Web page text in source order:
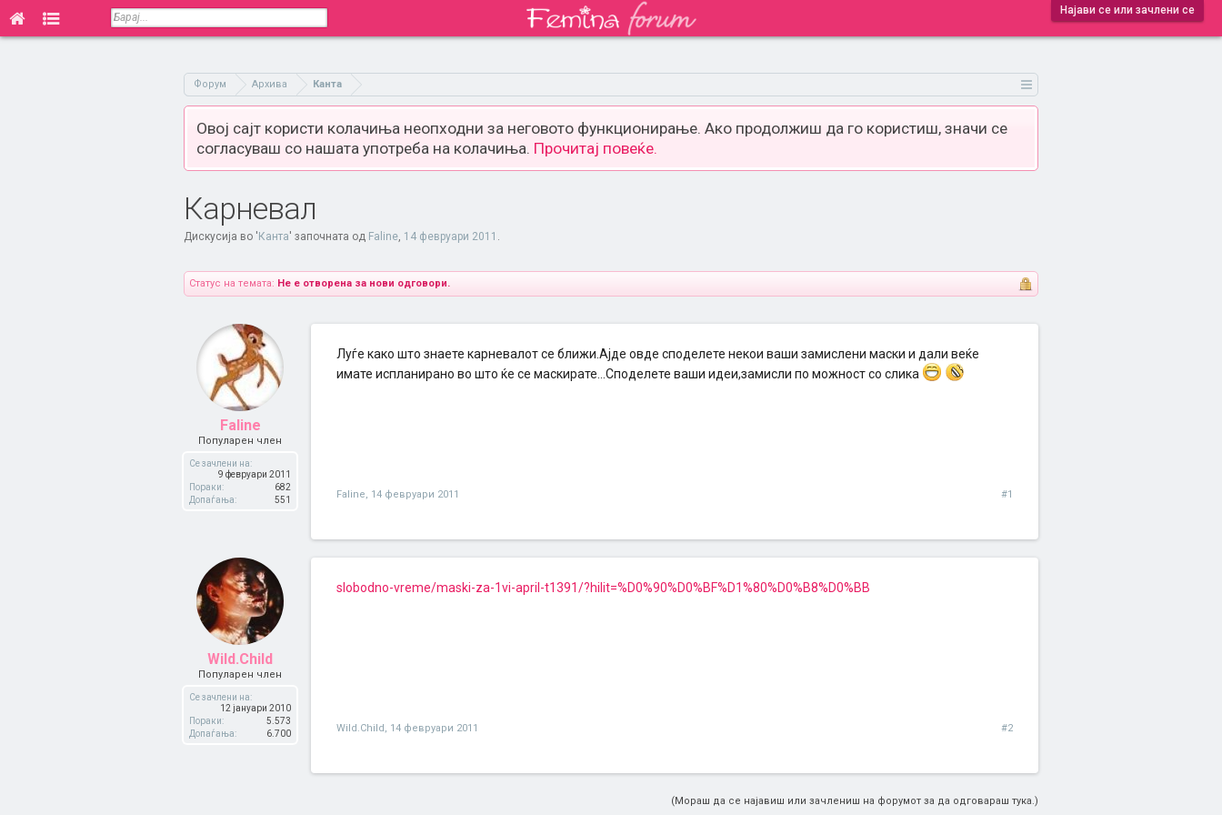
Најави се или зачлени се
Форум Архива Канта
Овој сајт користи колачиња неопходни за неговото функционирање. Ако продолжиш да го користиш, значи се
согласуваш со нашата употреба на колачиња. Прочитај повеќе.
Карневал
Дискусија во ' Канта' започната од Faline, 14 февруари 2011 .
Статус на темата: Не е отворена за нови одговори.
Faline
Популарен член
Се зачлени на:
9 февруари 2011
Пораки:
682
Допаѓања:
551
Луѓе како што знаете карневалот се ближи.Ајде овде споделете некои ваши замислени маски и дали веќе
имате испланирано во што ќе се маскирате...Споделете ваши идеи,замисли по можност со слика
Faline, 14 февруари 2011 #1
Wild.Child
Популарен член
Се зачлени на:
12 јануари 2010
Пораки:
5.573
Допаѓања:
6.700
slobodno-vreme/maski-za-1vi-april-t1391/?hilit=%D0%90%D0%BF%D1%80%D0%B8%D0%BB
Wild.Child, 14 февруари 2011 #2
(Мораш да се најавиш или зачлениш на форумот за да одговараш тука.)